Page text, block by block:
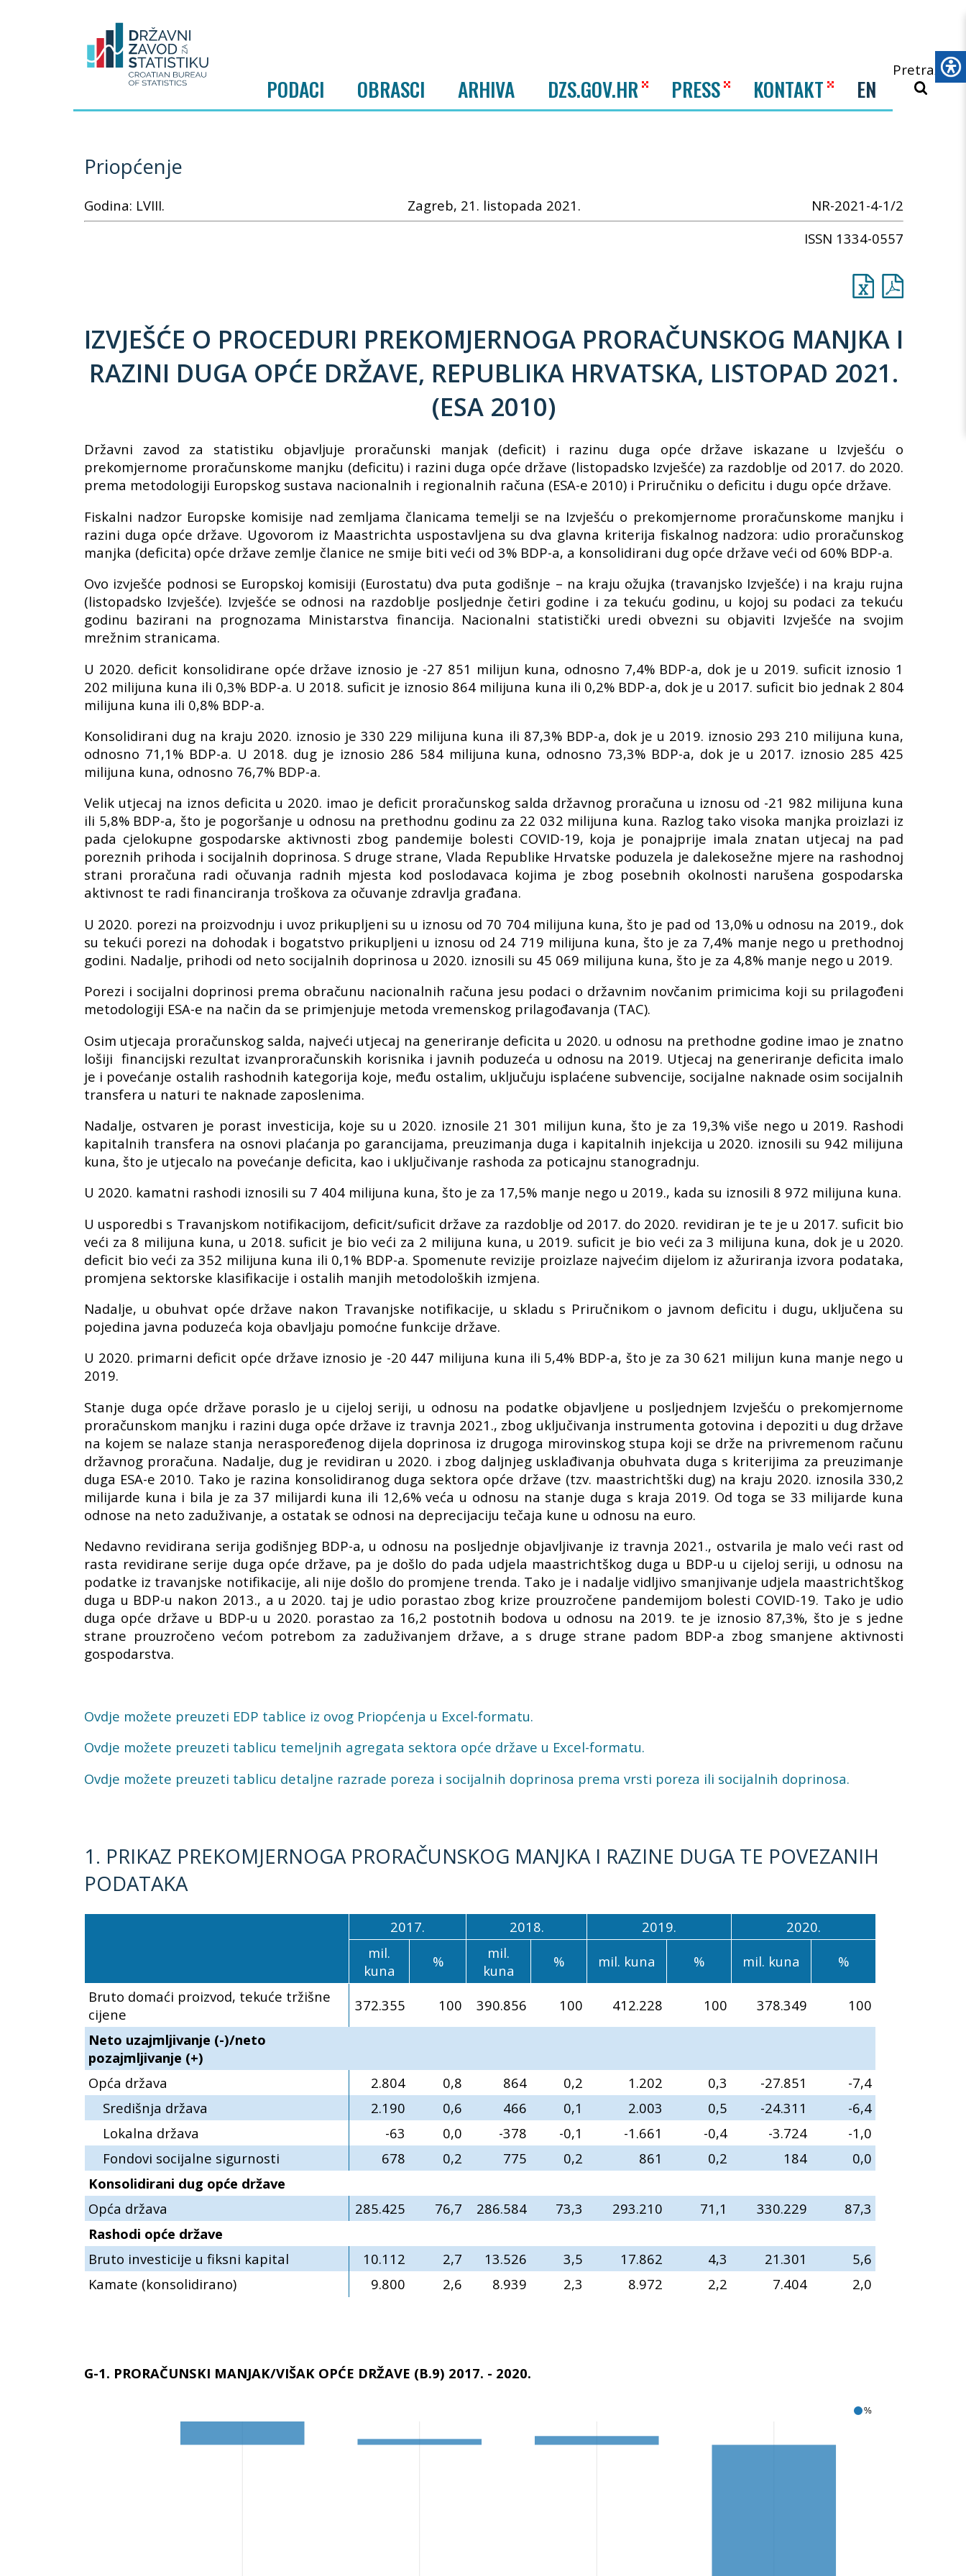
PODACI OBRASCI ARHIVA DZS.GOV.HR PRESS KONTAKT EN
Pretraži
Priopćenje
Godina: LVIII. Zagreb, 21. listopada 2021.
NR-2021-4-1/2
ISSN 1334-0557
IZVJEŠĆE O PROCEDURI PREKOMJERNOGA PRORAČUNSKOG MANJKA I
RAZINI DUGA OPĆE DRŽAVE, REPUBLIKA HRVATSKA, LISTOPAD 2021.
(ESA 2010)
Državni zavod za statistiku objavljuje proračunski manjak (deficit) i razinu duga opće države iskazane u Izvješću o
prekomjernome proračunskome manjku (deficitu) i razini duga opće države (listopadsko Izvješće) za razdoblje od 2017. do 2020.
prema metodologiji Europskog sustava nacionalnih i regionalnih računa (ESA-e 2010) i Priručniku o deficitu i dugu opće države.
Fiskalni nadzor Europske komisije nad zemljama članicama temelji se na Izvješću o prekomjernome proračunskome manjku i
razini duga opće države. Ugovorom iz Maastrichta uspostavljena su dva glavna kriterija fiskalnog nadzora: udio proračunskog
manjka (deficita) opće države zemlje članice ne smije biti veći od 3% BDP-a, a konsolidirani dug opće države veći od 60% BDP-a.
Ovo izvješće podnosi se Europskoj komisiji (Eurostatu) dva puta godišnje – na kraju ožujka (travanjsko Izvješće) i na kraju rujna
(listopadsko Izvješće). Izvješće se odnosi na razdoblje posljednje četiri godine i za tekuću godinu, u kojoj su podaci za tekuću
godinu bazirani na prognozama Ministarstva financija. Nacionalni statistički uredi obvezni su objaviti Izvješće na svojim
mrežnim stranicama.
U 2020. deficit konsolidirane opće države iznosio je -27 851 milijun kuna, odnosno 7,4% BDP-a, dok je u 2019. suficit iznosio 1
202 milijuna kuna ili 0,3% BDP-a. U 2018. suficit je iznosio 864 milijuna kuna ili 0,2% BDP-a, dok je u 2017. suficit bio jednak 2 804
milijuna kuna ili 0,8% BDP-a.
Konsolidirani dug na kraju 2020. iznosio je 330 229 milijuna kuna ili 87,3% BDP-a, dok je u 2019. iznosio 293 210 milijuna kuna,
odnosno 71,1% BDP-a. U 2018. dug je iznosio 286 584 milijuna kuna, odnosno 73,3% BDP-a, dok je u 2017. iznosio 285 425
milijuna kuna, odnosno 76,7% BDP-a.
Velik utjecaj na iznos deficita u 2020. imao je deficit proračunskog salda državnog proračuna u iznosu od -21 982 milijuna kuna
ili 5,8% BDP-a, što je pogoršanje u odnosu na prethodnu godinu za 22 032 milijuna kuna. Razlog tako visoka manjka proizlazi iz
pada cjelokupne gospodarske aktivnosti zbog pandemije bolesti COVID-19, koja je ponajprije imala znatan utjecaj na pad
poreznih prihoda i socijalnih doprinosa. S druge strane, Vlada Republike Hrvatske poduzela je dalekosežne mjere na rashodnoj
strani proračuna radi očuvanja radnih mjesta kod poslodavaca kojima je zbog posebnih okolnosti narušena gospodarska
aktivnost te radi financiranja troškova za očuvanje zdravlja građana.
U 2020. porezi na proizvodnju i uvoz prikupljeni su u iznosu od 70 704 milijuna kuna, što je pad od 13,0% u odnosu na 2019., dok
su tekući porezi na dohodak i bogatstvo prikupljeni u iznosu od 24 719 milijuna kuna, što je za 7,4% manje nego u prethodnoj
godini. Nadalje, prihodi od neto socijalnih doprinosa u 2020. iznosili su 45 069 milijuna kuna, što je za 4,8% manje nego u 2019.
Porezi i socijalni doprinosi prema obračunu nacionalnih računa jesu podaci o državnim novčanim primicima koji su prilagođeni
metodologiji ESA-e na način da se primjenjuje metoda vremenskog prilagođavanja (TAC).
Osim utjecaja proračunskog salda, najveći utjecaj na generiranje deficita u 2020. u odnosu na prethodne godine imao je znatno
lošiji financijski rezultat izvanproračunskih korisnika i javnih poduzeća u odnosu na 2019. Utjecaj na generiranje deficita imalo
je i povećanje ostalih rashodnih kategorija koje, među ostalim, uključuju isplaćene subvencije, socijalne naknade osim socijalnih
transfera u naturi te naknade zaposlenima.
Nadalje, ostvaren je porast investicija, koje su u 2020. iznosile 21 301 milijun kuna, što je za 19,3% više nego u 2019. Rashodi
kapitalnih transfera na osnovi plaćanja po garancijama, preuzimanja duga i kapitalnih injekcija u 2020. iznosili su 942 milijuna
kuna, što je utjecalo na povećanje deficita, kao i uključivanje rashoda za poticajnu stanogradnju.
U 2020. kamatni rashodi iznosili su 7 404 milijuna kuna, što je za 17,5% manje nego u 2019., kada su iznosili 8 972 milijuna kuna.
U usporedbi s Travanjskom notifikacijom, deficit/suficit države za razdoblje od 2017. do 2020. revidiran je te je u 2017. suficit bio
veći za 8 milijuna kuna, u 2018. suficit je bio veći za 2 milijuna kuna, u 2019. suficit je bio veći za 3 milijuna kuna, dok je u 2020.
deficit bio veći za 352 milijuna kuna ili 0,1% BDP-a. Spomenute revizije proizlaze najvećim dijelom iz ažuriranja izvora podataka,
promjena sektorske klasifikacije i ostalih manjih metodoloških izmjena.
Nadalje, u obuhvat opće države nakon Travanjske notifikacije, u skladu s Priručnikom o javnom deficitu i dugu, uključena su
pojedina javna poduzeća koja obavljaju pomoćne funkcije države.
U 2020. primarni deficit opće države iznosio je -20 447 milijuna kuna ili 5,4% BDP-a, što je za 30 621 milijun kuna manje nego u
2019.
Stanje duga opće države poraslo je u cijeloj seriji, u odnosu na podatke objavljene u posljednjem Izvješću o prekomjernome
proračunskom manjku i razini duga opće države iz travnja 2021., zbog uključivanja instrumenta gotovina i depoziti u dug države
na kojem se nalaze stanja neraspoređenog dijela doprinosa iz drugoga mirovinskog stupa koji se drže na privremenom računu
državnog proračuna. Nadalje, dug je revidiran u 2020. i zbog daljnjeg usklađivanja obuhvata duga s kriterijima za preuzimanje
duga ESA-e 2010. Tako je razina konsolidiranog duga sektora opće države (tzv. maastrichtški dug) na kraju 2020. iznosila 330,2
milijarde kuna i bila je za 37 milijardi kuna ili 12,6% veća u odnosu na stanje duga s kraja 2019. Od toga se 33 milijarde kuna
odnose na neto zaduživanje, a ostatak se odnosi na deprecijaciju tečaja kune u odnosu na euro.
Nedavno revidirana serija godišnjeg BDP-a, u odnosu na posljednje objavljivanje iz travnja 2021., ostvarila je malo veći rast od
rasta revidirane serije duga opće države, pa je došlo do pada udjela maastrichtškog duga u BDP-u u cijeloj seriji, u odnosu na
podatke iz travanjske notifikacije, ali nije došlo do promjene trenda. Tako je i nadalje vidljivo smanjivanje udjela maastrichtškog
duga u BDP-u nakon 2013., a u 2020. taj je udio porastao zbog krize prouzročene pandemijom bolesti COVID-19. Tako je udio
duga opće države u BDP-u u 2020. porastao za 16,2 postotnih bodova u odnosu na 2019. te je iznosio 87,3%, što je s jedne
strane prouzročeno većom potrebom za zaduživanjem države, a s druge strane padom BDP-a zbog smanjene aktivnosti
gospodarstva.
Ovdje možete preuzeti EDP tablice iz ovog Priopćenja u Excel-formatu.
Ovdje možete preuzeti tablicu temeljnih agregata sektora opće države u Excel-formatu.
Ovdje možete preuzeti tablicu detaljne razrade poreza i socijalnih doprinosa prema vrsti poreza ili socijalnih doprinosa.
1. PRIKAZ PREKOMJERNOGA PRORAČUNSKOG MANJKA I RAZINE DUGA TE POVEZANIH
PODATAKA
2017. 2018. 2019.
2020.
mil.
kuna
%
mil.
kuna
% mil. kuna % mil. kuna
%
Bruto domaći proizvod, tekuće tržišne
cijene
372.355 100 390.856 100 412.228 100 378.349
100
Neto uzajmljivanje (-)/neto
pozajmljivanje (+)
Opća država
2.804 0,8 864 0,2 1.202 0,3 -27.851
-7,4
Središnja država
2.190 0,6 466 0,1 2.003 0,5 -24.311
-6,4
Lokalna država
-63 0,0 -378 -0,1 -1.661 -0,4 -3.724
-1,0
Fondovi socijalne sigurnosti
678 0,2 775 0,2 861 0,2 184
0,0
Konsolidirani dug opće države
Opća država
285.425 76,7 286.584 73,3 293.210 71,1 330.229
87,3
Rashodi opće države
Bruto investicije u fiksni kapital
10.112 2,7 13.526 3,5 17.862 4,3 21.301
5,6
Kamate (konsolidirano)
9.800 2,6 8.939 2,3 8.972 2,2 7.404 2,0
G-1. PRORAČUNSKI MANJAK/VIŠAK OPĆE DRŽAVE (B.9) 2017. - 2020.
%